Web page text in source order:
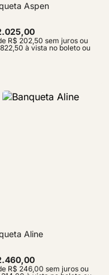
Aspen
R$ 202,50 sem juros ou
à vista no boleto ou
Aline
R$ 246,00 sem juros ou